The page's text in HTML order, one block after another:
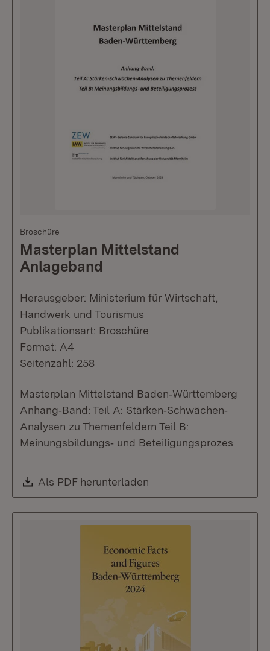
Broschüre
Masterplan Mittelstand
Anlageband
Herausgeber: Ministerium für Wirtschaft,
Handwerk und Tourismus
Publikationsart: Broschüre
Format: A4
Seitenzahl: 258
Masterplan Mittelstand Baden‐Württemberg
Anhang‐Band: Teil A: Stärken‐Schwächen‐
Analysen zu Themenfeldern Teil B:
Meinungsbildungs‐ und Beteiligungsprozes
Download:
Als PDF herunterladen